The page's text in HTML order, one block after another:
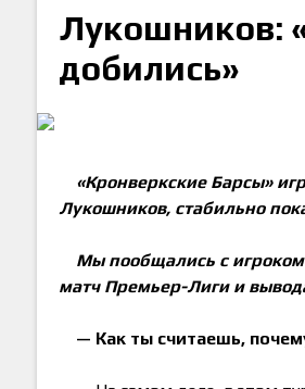
Лукошников:
добились»
«Кронверкские Барсы»
Лукошников, стабильно
Мы пообщались с
матч Премьер-Лиги и
— Как ты считаешь,